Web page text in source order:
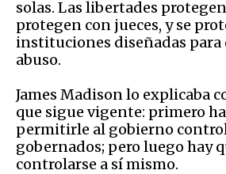
solas. Las libertades
protegen con jueces, y se
instituciones diseñadas para
abuso.
James Madison lo explicaba
que sigue vigente: primero
permitirle al gobierno
gobernados; pero luego hay
controlarse a sí mismo.